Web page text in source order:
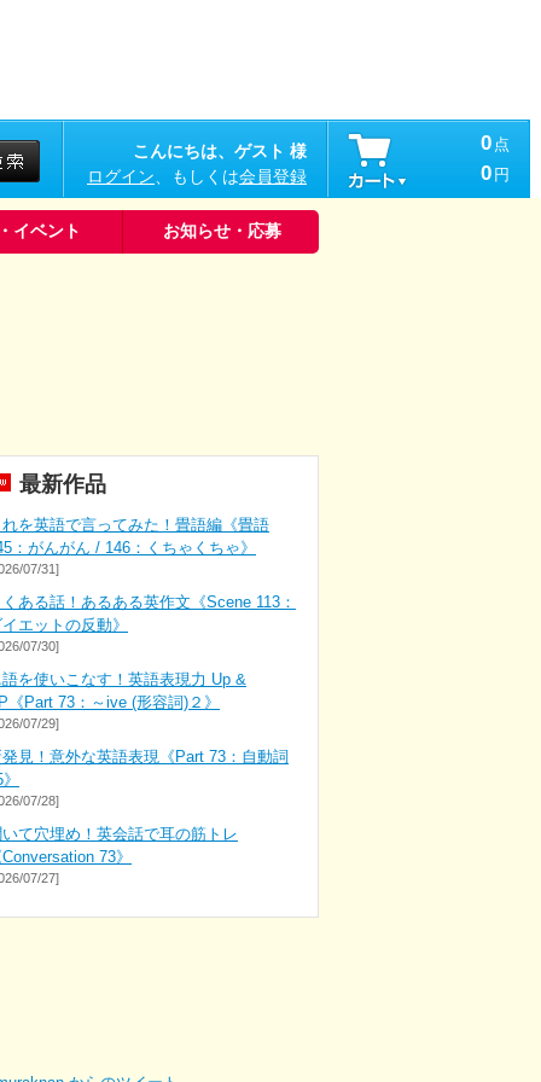
こんにちは、ゲスト 様
ログイン 、もしくは会員登録
0 点
0 円
イベント お知らせ・応募
最新作品
れを英語で言ってみた！畳語編《畳語
：がんがん / 146：くちゃくちゃ》
07/31]
くある話！あるある英作文《Scene 113：
エットの反動》
07/30]
を使いこなす！英語表現力 Up &
《Part 73：～ive (形容詞)２》
07/29]
発見！意外な英語表現《Part 73：自動詞
07/28]
いて穴埋め！英会話で耳の筋トレ
Conversation 73》
07/27]